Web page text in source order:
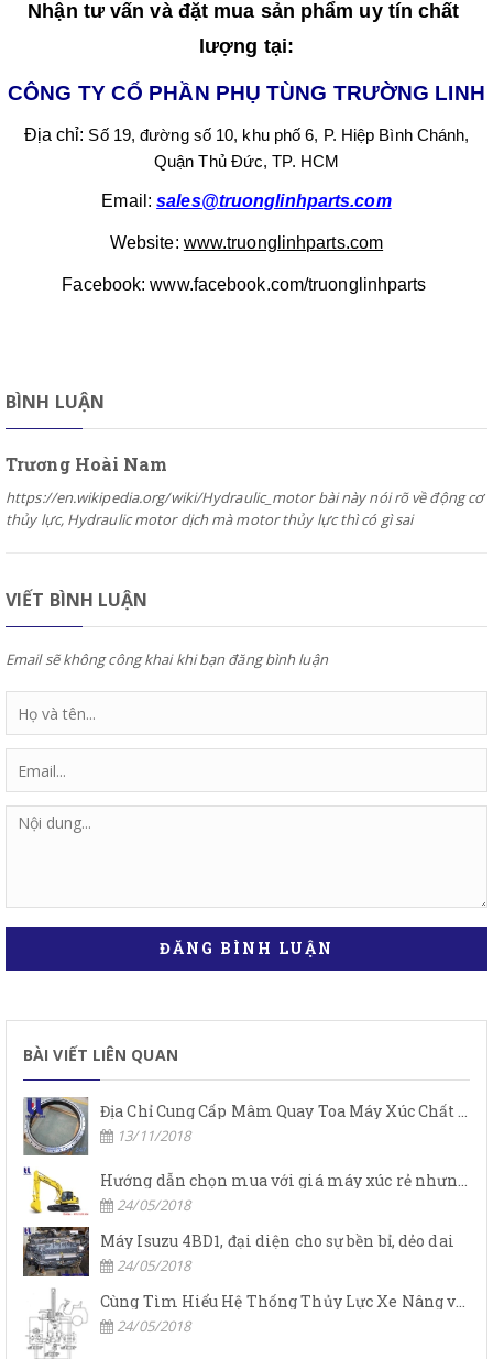
Nhận tư vấn và đặt mua sản phẩm uy tín chất
lượng tại:
CÔNG TY CỔ PHẦN PHỤ TÙNG TRƯỜNG LINH
Địa chỉ: Số 19, đường số 10, khu phố 6, P. Hiệp Bình Chánh,
Quận Thủ Đức, TP. HCM
Email: sales@truonglinhparts.com
Website: www.truonglinhparts.com
Facebook: www.facebook.com/truonglinhparts
BÌNH LUẬN
Trương Hoài Nam
https://en.wikipedia.org/wiki/Hydraulic_motor bài này nói rõ về động cơ
thủy lực, Hydraulic motor dịch mà motor thủy lực thì có gì sai
VIẾT BÌNH LUẬN
Email sẽ không công khai khi bạn đăng bình luận
ĐĂNG BÌNH LUẬN
BÀI VIẾT LIÊN QUAN
Địa Chỉ Cung Cấp Mâm Quay Toa Máy Xúc Chất Lượng
13/11/2018
Hướng dẫn chọn mua với giá máy xúc rẻ nhưng chất lượng
24/05/2018
Máy Isuzu 4BD1, đại diện cho sự bền bỉ, dẻo dai
24/05/2018
Cùng Tìm Hiểu Hệ Thống Thủy Lực Xe Nâng và Nguyên Lý Của Nó
24/05/2018